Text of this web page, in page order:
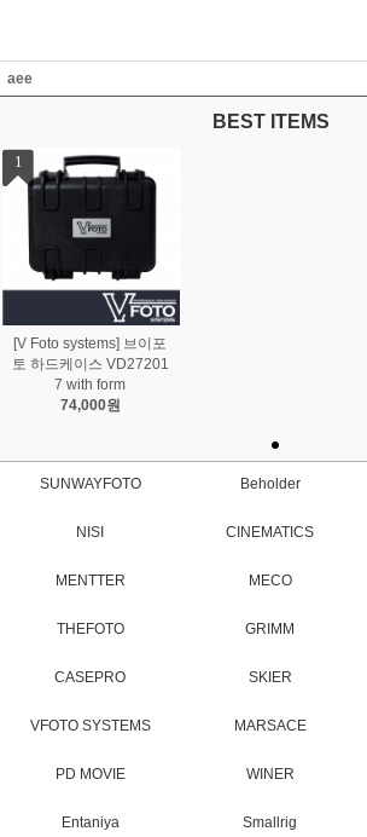
aee
BEST ITEMS
1
[V Foto systems] 브이포
토 하드케이스 VD27201
7 with form
74,000원
SUNWAYFOTO Beholder
NISI CINEMATICS
MENTTER MECO
THEFOTO GRIMM
CASEPRO SKIER
VFOTO SYSTEMS MARSACE
PD MOVIE WINER
Entaniya Smallrig